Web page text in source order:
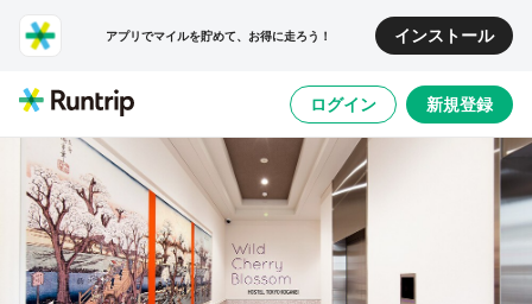
アプリでマイルを貯めて、お得に走ろう！ インストール
ログイン 新規登録